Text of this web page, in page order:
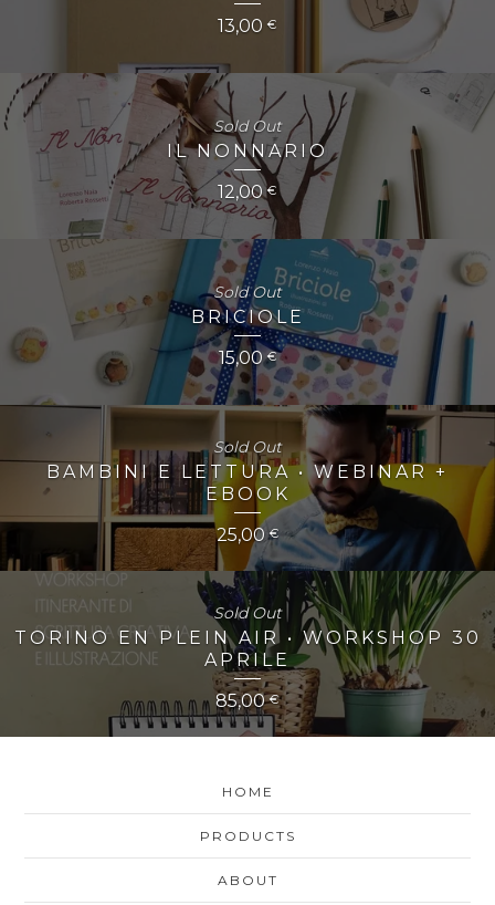
13,00 €
IL NONNARIO
12,00€
Sold Out
BRICIOLE
15,00€
Sold Out
BAMBINI E LETTURA • WEBINAR +
EBOOK
25,00€
Sold Out
TORINO EN PLEIN AIR • WORKSHOP 30
APRILE
85,00€
Sold Out
HOME
PRODUCTS
ABOUT